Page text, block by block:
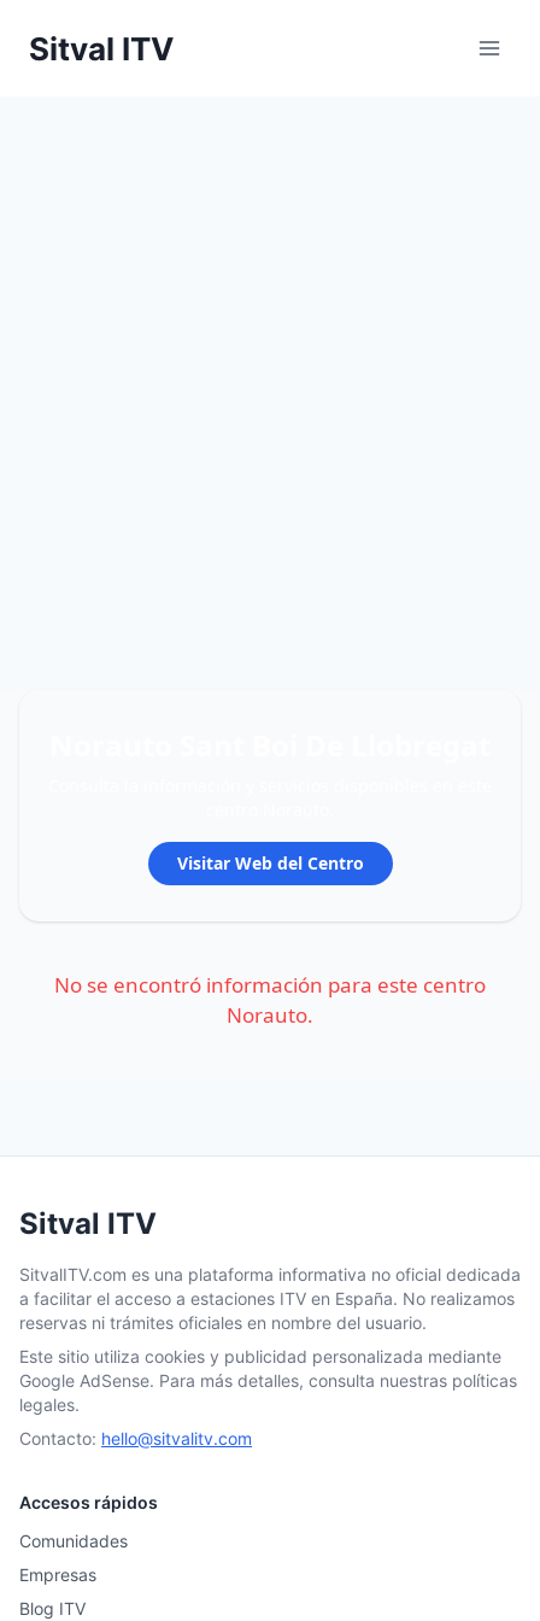
Sitval ITV
Visitar Web del Centro
No se encontró información para este centro
Norauto.
Sitval ITV
SitvalITV.com es una plataforma informativa no oficial dedicada
a facilitar el acceso a estaciones ITV en España. No realizamos
reservas ni trámites oficiales en nombre del usuario.
Este sitio utiliza cookies y publicidad personalizada mediante
Google AdSense. Para más detalles, consulta nuestras políticas
legales.
Contacto: hello@sitvalitv.com
Accesos rápidos
Comunidades
Empresas
Blog ITV